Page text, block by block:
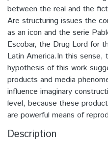
between the real and the
Are structuring issues the
as an icon and the serie
Escobar, the Drug Lord for
Latin America.In this sense,
hypothesis of this work
products and media
influence imaginary
level, because these
are powerful means of
Description